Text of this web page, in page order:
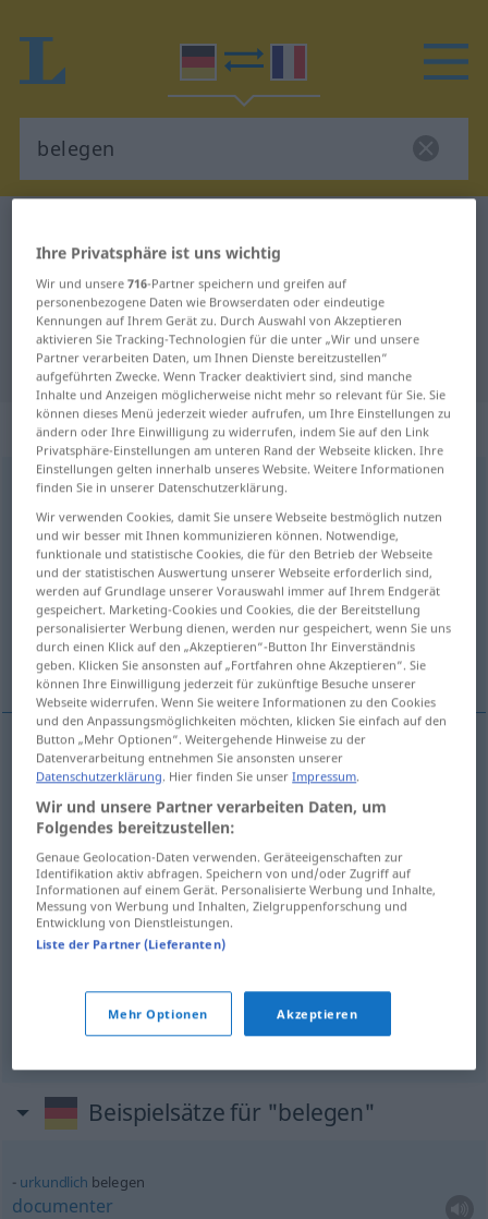
Deutsch-Französisch Übersetzung
für "belegen"
"belegen" Französisch Übersetzung
„belegen“: transitives Verb
belegenv/t <sans ge>
Übersicht aller Übersetzungen
(Für mehr Details die Übersetzung anklicken/antippen)
recouvrir, garnir de réserver, occuper
prouver
recouvrir(de) belegen mit Fußboden
garnir(de) belegen TECH
réserver belegen Sitzplatz (≈ reservieren)
occuper belegen (≈ besetzt halten)
belegenBehauptung
Beispielsätze für "belegen"
urkundlich belegen
documenter
Ihre Privatsphäre ist uns wichtig
Wir und unsere716-Partner speichern und greifen auf
personenbezogene Daten wie Browserdaten oder eindeutige
Kennungen auf Ihrem Gerät zu. Durch Auswahl von Akzeptieren
aktivieren Sie Tracking-Technologien für die unter „Wir und unsere
Partner verarbeiten Daten, um Ihnen Dienste bereitzustellen“
aufgeführten Zwecke. Wenn Tracker deaktiviert sind, sind manche
Inhalte und Anzeigen möglicherweise nicht mehr so relevant für Sie. Sie
können dieses Menü jederzeit wieder aufrufen, um Ihre Einstellungen zu
ändern oder Ihre Einwilligung zu widerrufen, indem Sie auf den Link
Privatsphäre-Einstellungen am unteren Rand der Webseite klicken. Ihre
Einstellungen gelten innerhalb unseres Website. Weitere Informationen
finden Sie in unserer Datenschutzerklärung.
Wir verwenden Cookies, damit Sie unsere Webseite bestmöglich nutzen
und wir besser mit Ihnen kommunizieren können. Notwendige,
funktionale und statistische Cookies, die für den Betrieb der Webseite
und der statistischen Auswertung unserer Webseite erforderlich sind,
werden auf Grundlage unserer Vorauswahl immer auf Ihrem Endgerät
gespeichert. Marketing-Cookies und Cookies, die der Bereitstellung
personalisierter Werbung dienen, werden nur gespeichert, wenn Sie uns
durch einen Klick auf den „Akzeptieren“-Button Ihr Einverständnis
geben. Klicken Sie ansonsten auf „Fortfahren ohne Akzeptieren“. Sie
können Ihre Einwilligung jederzeit für zukünftige Besuche unserer
Webseite widerrufen. Wenn Sie weitere Informationen zu den Cookies
und den Anpassungsmöglichkeiten möchten, klicken Sie einfach auf den
Button „Mehr Optionen“. Weitergehende Hinweise zu der
Datenverarbeitung entnehmen Sie ansonsten unserer
Datenschutzerklärung. Hier finden Sie unserImpressum.
Wir und unsere Partner verarbeiten Daten, um
Folgendes bereitzustellen:
Genaue Geolocation-Daten verwenden. Geräteeigenschaften zur
Identifikation aktiv abfragen. Speichern von und/oder Zugriff auf
Informationen auf einem Gerät. Personalisierte Werbung und Inhalte,
Messung von Werbung und Inhalten, Zielgruppenforschung und
Entwicklung von Dienstleistungen.
Liste der Partner (Lieferanten)
Mehr Optionen Akzeptieren